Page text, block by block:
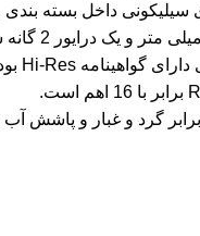
داخل بسته بندی